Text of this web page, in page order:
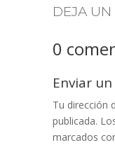
DEJA
0
Enviar
Tu dirección
publicada.
marcados